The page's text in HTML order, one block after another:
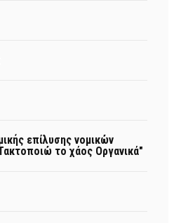
επίλυσης νομικών
το χάος Οργανικά"